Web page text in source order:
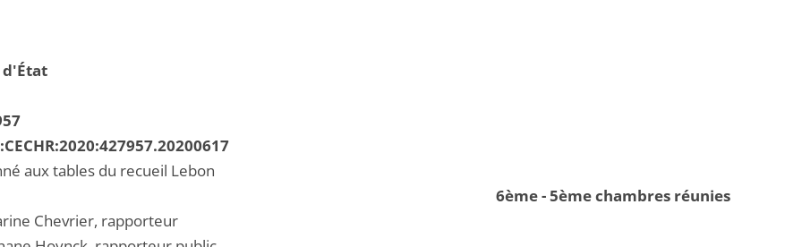
d'État
aux tables du recueil Lebon
6ème - 5ème chambres réunies
Chevrier, rapporteur